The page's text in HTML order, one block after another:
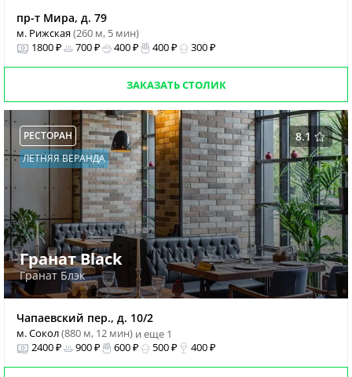
пр-т Мира, д. 79
м. Рижская(260 м, 5 мин)
1800 ₽
700 ₽ 400 ₽ 400 ₽ 300 ₽
ЗАКАЗАТЬ СТОЛИК
8.1
РЕСТОРАН
ЛЕТНЯЯ ВЕРАНДА
Гранат Black
Гранат Блэк
Чапаевский пер., д. 10/2
м. Сокол(880 м, 12 мин) и еще 1
2400 ₽
900 ₽ 600 ₽ 500 ₽ 400 ₽